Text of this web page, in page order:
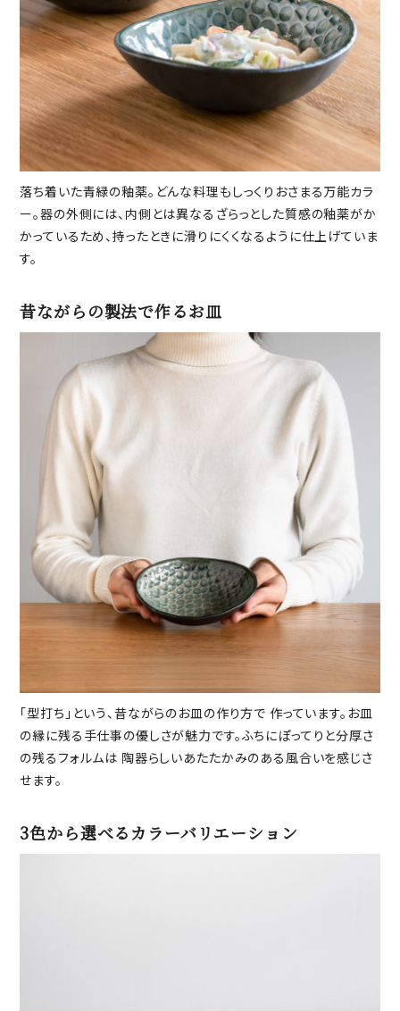
落ち着いた青緑の釉薬。どんな料理もしっくりおさまる万能カラ
ー。器の外側には、内側とは異なるざらっとした質感の釉薬がか
かっているため、持ったときに滑りにくくなるように仕上げていま
す。
昔ながらの製法で作るお皿
「型打ち」という、昔ながらのお皿の作り方で 作っています。お皿
の縁に残る手仕事の優しさが魅力です。ふちにぽってりと分厚さ
の残るフォルムは 陶器らしいあたたかみのある風合いを感じさ
せます。
3色から選べるカラーバリエーション